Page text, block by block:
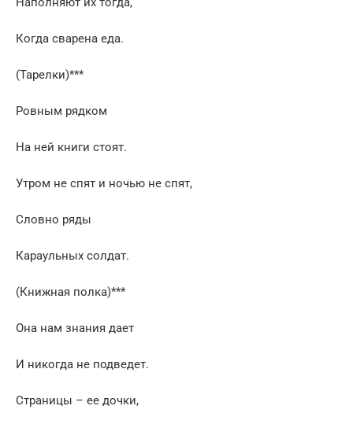
Когда сварена еда.
(Тарелки)***
Ровным рядком
На ней книги стоят.
Утром не спят и ночью не спят,
Словно ряды
Караульных солдат.
(Книжная полка)***
Она нам знания дает
И никогда не подведет.
Страницы – ее дочки,